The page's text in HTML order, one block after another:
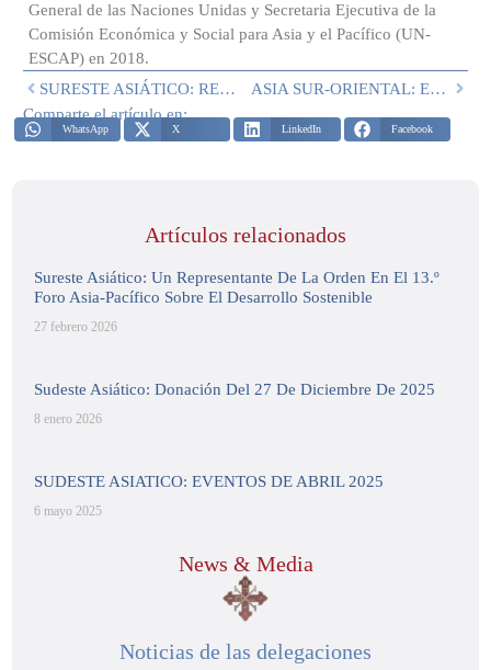
General de las Naciones Unidas y Secretaria Ejecutiva de la
Comisión Económica y Social para Asia y el Pacífico (UN-
ESCAP) en 2018.
SURESTE ASIÁTICO: RECIENTES ACTIVIDADES DE VERANO DE DELEGACIÓN
ASIA SUR-ORIENTAL: EVENTO DEL 18 DE OCTUBRE DE 2022
Comparte el artículo en:
WhatsApp X LinkedIn Facebook
Artículos relacionados
Sureste Asiático: Un Representante De La Orden En El 13.º
Foro Asia-Pacífico Sobre El Desarrollo Sostenible
27 febrero 2026
Sudeste Asiático: Donación Del 27 De Diciembre De 2025
8 enero 2026
SUDESTE ASIATICO: EVENTOS DE ABRIL 2025
6 mayo 2025
News & Media
Noticias de las delegaciones